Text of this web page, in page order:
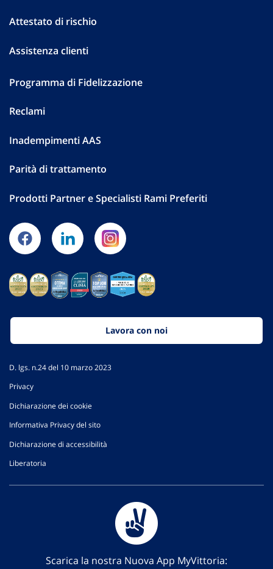
Attestato di rischio
Assistenza clienti
Programma di Fidelizzazione
Reclami
Inadempimenti AAS
Parità di trattamento
Prodotti Partner e Specialisti Rami Preferiti
Lavora con noi
D. lgs. n.24 del 10 marzo 2023
Privacy
Dichiarazione dei cookie
Informativa Privacy del sito
Dichiarazione di accessibilità
Liberatoria
Scarica la nostra Nuova App MyVittoria: